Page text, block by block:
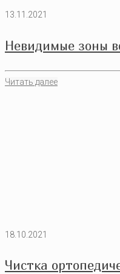
13.11.2021
Невидимые зоны
Читать далее
18.10.2021
Чистка